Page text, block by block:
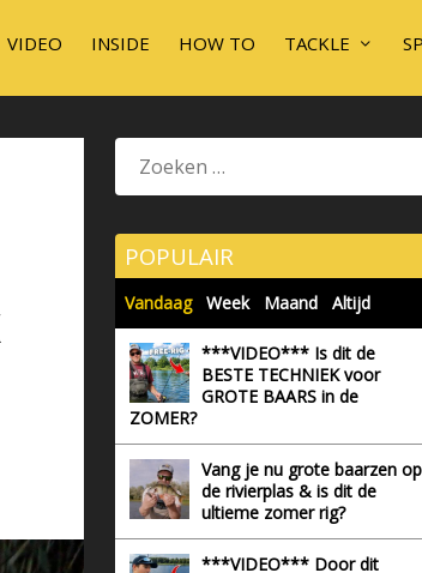
VIDEO INSIDE HOW TO TACKLE
POPULAIR
Vandaag Week Maand Altijd
***VIDEO*** Is dit de
BESTE TECHNIEK voor
GROTE BAARS in de
ZOMER?
Vang je nu grote baarzen op
de rivierplas & is dit de
ultieme zomer rig?
***VIDEO*** Door dit